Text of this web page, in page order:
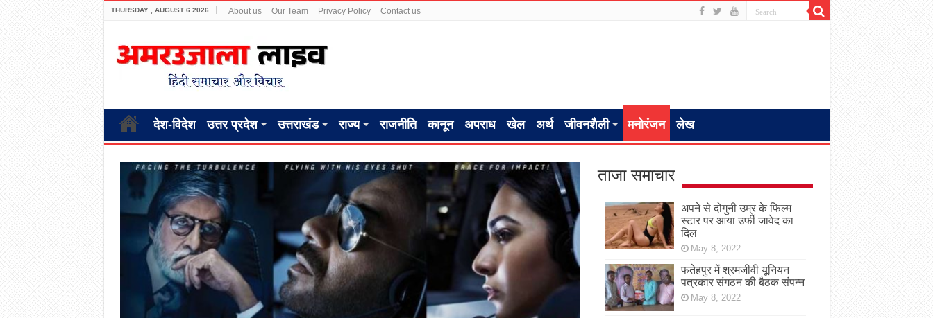
THURSDAY , AUGUST 6 2026 About us Our Team Privacy Policy Contact us
देश-विदेश उत्तर प्रदेश उत्तराखंड राज्य राजनीति कानून अपराध खेल अर्थ जीवनशैली मनोरंजन लेख
ताजा समाचार
अपने से दोगुनी उम्र के फिल्म
स्टार पर आया उर्फी जावेद का
दिल
May 8, 2022
फतेहपुर में श्रमजीवी यूनियन
पत्रकार संगठन की बैठक संपन्न
May 8, 2022